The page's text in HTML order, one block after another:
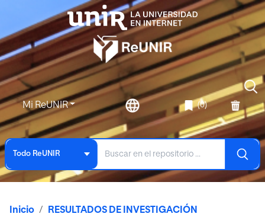
Mi ReUNIR (0)
Todo ReUNIR
Inicio
RESULTADOS DE INVESTIGACIÓN